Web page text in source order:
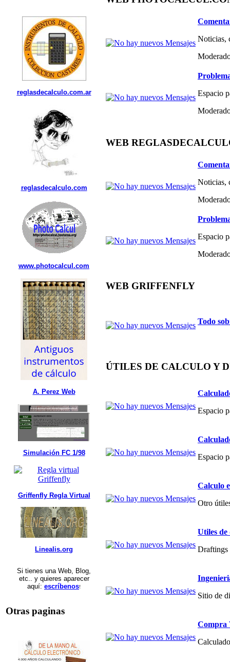
reglasdecalculo.com.ar
reglasdecalculo.com
www.photocalcul.com
A. Perez Web
Simulación FC 1/98
Griffenfly Regla Virtual
Linealis.org
Si tienes una Web, Blog,
etc.. y quieres aparecer
aquí: escríbenos!
Otras paginas
Noticias,
Espacio
WEB
Noticias,
Espacio
WEB GRIFFENFLY
Todo
ÚTILES DE CALCULO Y
Espacio
Espacio
Calculo
Otro
Utiles de
Draftings
Sitio de
Compra